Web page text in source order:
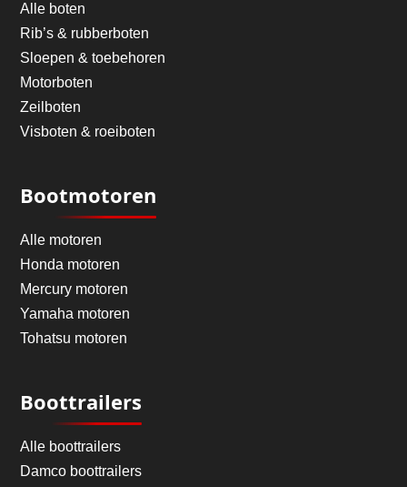
Alle boten
Rib’s & rubberboten
Sloepen & toebehoren
Motorboten
Zeilboten
Visboten & roeiboten
Bootmotoren
Alle motoren
Honda motoren
Mercury motoren
Yamaha motoren
Tohatsu motoren
Boottrailers
Alle boottrailers
Damco boottrailers